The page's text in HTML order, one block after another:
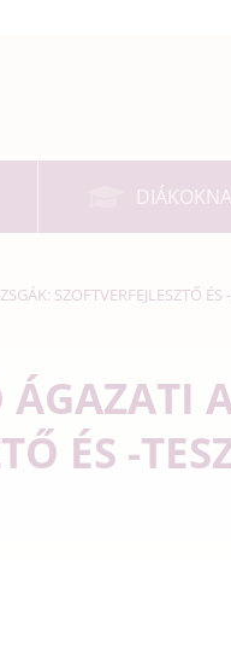
SZOFTVERFEJLESZTŐ
ÁGAZATI
ÉS -